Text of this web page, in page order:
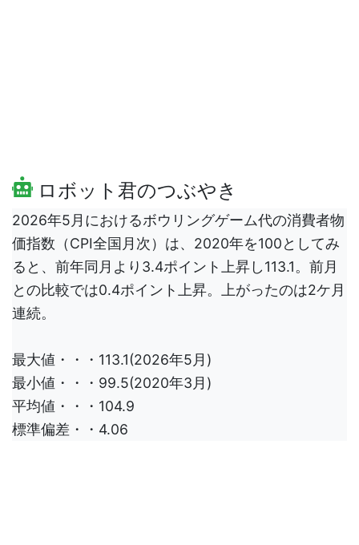
ロボット君のつぶやき
2026年5月におけるボウリングゲーム代の消費者物
価指数（CPI全国月次）は、2020年を100としてみ
ると、前年同月より3.4ポイント上昇し113.1。前月
との比較では0.4ポイント上昇。上がったのは2ケ月
連続。
最大値・・・113.1(2026年5月)
最小値・・・99.5(2020年3月)
平均値・・・104.9
標準偏差・・4.06